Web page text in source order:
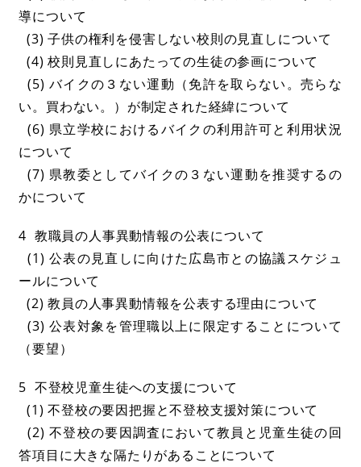
導について
(3) 子供の権利を侵害しない校則の見直しについて
(4) 校則見直しにあたっての生徒の参画について
(5) バイクの３ない運動（免許を取らない。売らな
い。買わない。）が制定された経緯について
(6) 県立学校におけるバイクの利用許可と利用状況
について
(7) 県教委としてバイクの３ない運動を推奨するの
かについて
4 教職員の人事異動情報の公表について
(1) 公表の見直しに向けた広島市との協議スケジュ
ールについて
(2) 教員の人事異動情報を公表する理由について
(3) 公表対象を管理職以上に限定することについて
（要望）
5 不登校児童生徒への支援について
(1) 不登校の要因把握と不登校支援対策について
(2) 不登校の要因調査において教員と児童生徒の回
答項目に大きな隔たりがあることについて